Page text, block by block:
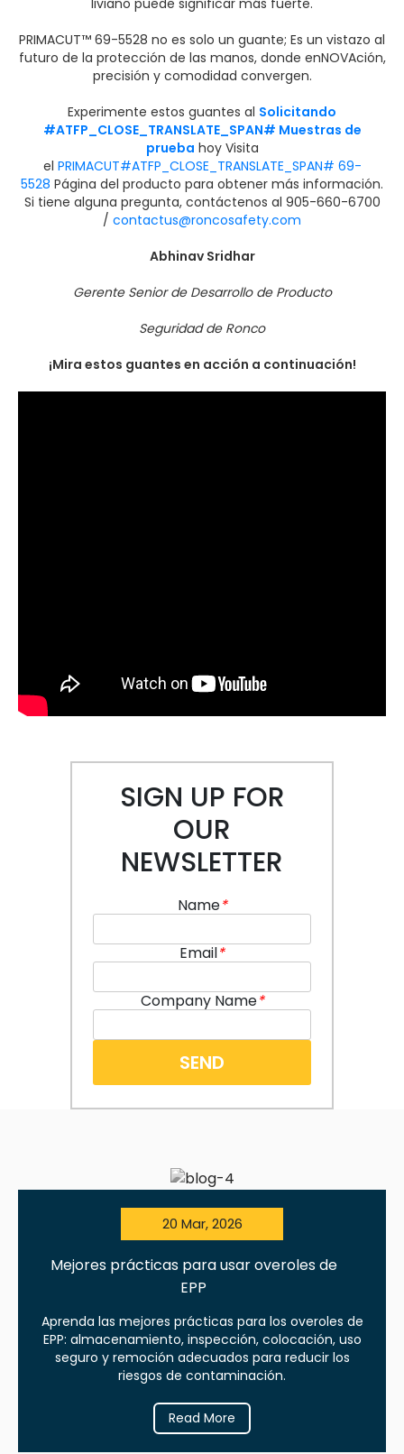
liviano puede significar más fuerte.
PRIMACUT™ 69-5528 no es solo un guante; Es un vistazo al
futuro de la protección de las manos, donde enNOVAción,
precisión y comodidad convergen.
Experimente estos guantes al Solicitando
#ATFP_CLOSE_TRANSLATE_SPAN# Muestras de
prueba hoy Visita
el PRIMACUT#ATFP_CLOSE_TRANSLATE_SPAN# 69-
5528 Página del producto para obtener más información.
Si tiene alguna pregunta, contáctenos al 905-660-6700
/ contactus@roncosafety.com
Abhinav Sridhar
Gerente Senior de Desarrollo de Producto
Seguridad de Ronco
¡Mira estos guantes en acción a continuación!
SIGN UP FOR
OUR
NEWSLETTER
Name*
Email*
Company Name*
20 Mar, 2026
Mejores prácticas para usar overoles de
EPP
Aprenda las mejores prácticas para los overoles de
EPP: almacenamiento, inspección, colocación, uso
seguro y remoción adecuados para reducir los
riesgos de contaminación.
Read More